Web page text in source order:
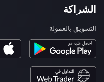
الشراكة
التسويق بالعمولة